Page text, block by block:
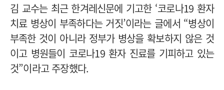
김 교수는 최근 한겨레신문에 기고한 ‘코로나19 환자
치료 병상이 부족하다는 거짓’이라는 글에서 “병상이
부족한 것이 아니라 정부가 병상을 확보하지 않은 것
이고 병원들이 코로나19 환자 진료를 기피하고 있는
것”이라고 주장했다.